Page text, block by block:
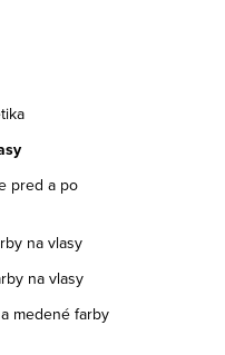
pred a po
na vlasy
na vlasy
medené farby